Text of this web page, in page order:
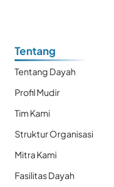
Tentang
Tentang Dayah
Profil Mudir
Tim Kami
Struktur Organisasi
Mitra Kami
Fasilitas Dayah